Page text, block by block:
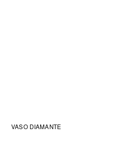
VASO DIAMANTE